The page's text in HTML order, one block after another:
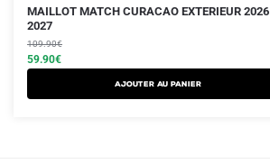
MAILLOT MATCH CURACAO EXTERIEUR 2026
2027
109.90€
Le
prix
initial
était :
59.90€
Le
prix
actuel
est :
AJOUTER AU PANIER
Ce
produit
a
plusieurs
variations.